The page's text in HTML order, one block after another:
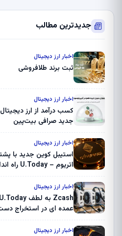
جدیدترین مطالب
اخبار ارز دیجیتال
ثبت برند طلافروشی
اخبار ارز دیجیتال
کسب درآمد از ارز
جدید صرافی بیت‌پین
اخبار ارز دیجیتال
استیبل کوین جدید با
اتریوم – U.Today راه اندازی می شود
اخبار ارز دیجیتال
عمده ای در استخراج
اخبار ارز دیجیتال